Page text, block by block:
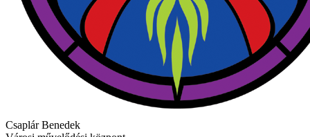
Csaplár Benedek